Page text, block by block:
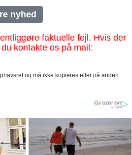
nyhed
faktuelle fejl. Hvis der
kontakte os på mail:
og må ikke kopieres eller på anden